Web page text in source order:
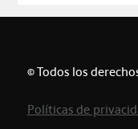
© Todos los
Políticas de